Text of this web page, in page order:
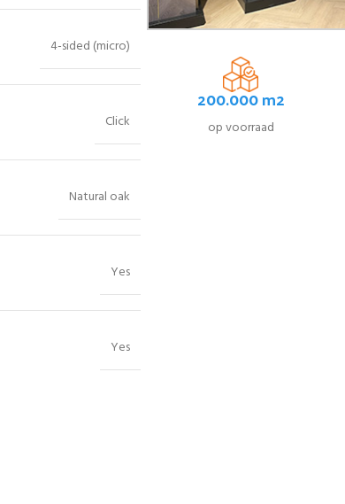
4-sided (micro)
Click
Natural oak
Yes
Yes
200.000 m2
op voorraad